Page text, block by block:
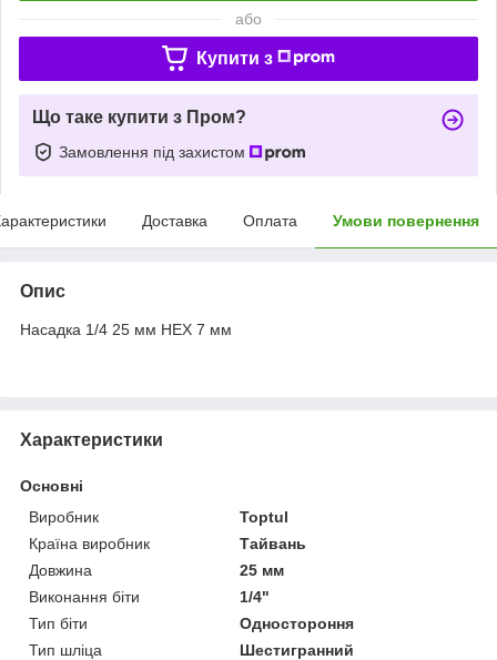
або
Купити з
Що таке купити з Пром?
Замовлення під захистом
Доставка Оплата Умови повернення
Опис
Насадка 1/4 25 мм HEX 7 мм
Характеристики
Основні
Виробник
Toptul
Країна виробник
Тайвань
Довжина
25 мм
Виконання біти
1/4"
Тип біти
Одностороння
Тип шліца
Шестигранний